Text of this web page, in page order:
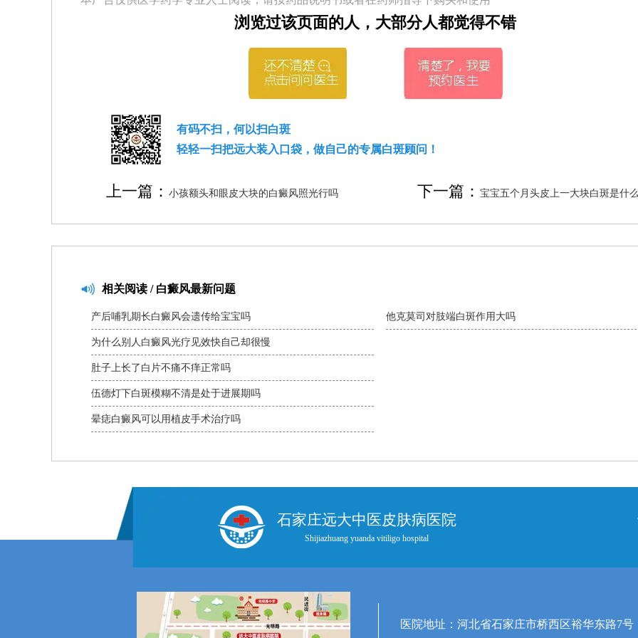
浏览过该页面的人，大部分人都觉得不错
有码不扫，何以扫白斑
轻轻一扫把远大装入口袋，做自己的专属白斑顾问！
上一篇： 小孩额头和眼皮大块的白癜风照光行吗 下一篇：宝宝五个月头皮上一大块白斑是什
相关阅读 / 白癜风最新问题
产后哺乳期长白癜风会遗传给宝宝吗
为什么别人白癜风光疗见效快自己却很慢
肚子上长了白片不痛不痒正常吗
伍德灯下白斑模糊不清是处于进展期吗
晕痣白癜风可以用植皮手术治疗吗
他克莫司对肢端白斑作用大吗
石家庄远大中医皮肤病医院
Shijiazhuang yuanda vitiligo hospital
医院地址：河北省石家庄市桥西区裕华东路7号